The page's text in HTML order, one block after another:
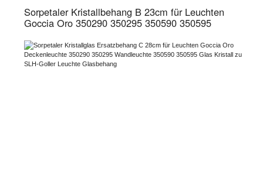
Sorpetaler Kristallbehang B 23cm für Leuchten
Goccia Oro 350290 350295 350590 350595
Bildergalerie überspringen